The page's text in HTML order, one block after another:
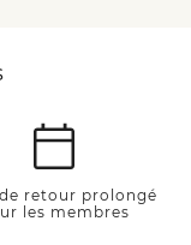
retour prolongé
les membres